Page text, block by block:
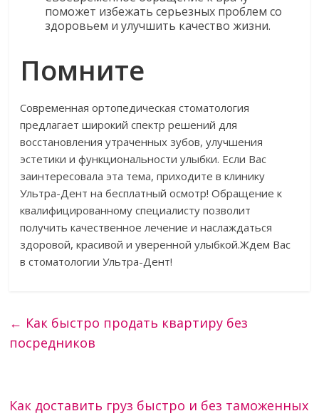
поможет избежать серьезных проблем со
здоровьем и улучшить качество жизни.
Помните
Современная ортопедическая стоматология
предлагает широкий спектр решений для
восстановления утраченных зубов, улучшения
эстетики и функциональности улыбки. Если Вас
заинтересовала эта тема, приходите в клинику
Ультра-Дент на бесплатный осмотр! Обращение к
квалифицированному специалисту позволит
получить качественное лечение и наслаждаться
здоровой, красивой и уверенной улыбкой.Ждем Вас
в стоматологии Ультра-Дент!
← Как быстро продать квартиру без
посредников
Как доставить груз быстро и без таможенных